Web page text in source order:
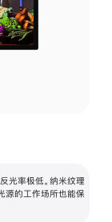
光率极低。纳米纹理
源的工作场所也能保